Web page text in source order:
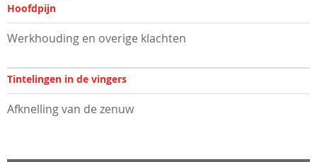
Hoofdpijn
Werkhouding en overige klachten
Tintelingen in de vingers
Afknelling van de zenuw